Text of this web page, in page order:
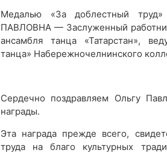
Медалью «За доблестный
ПАВЛОВНА — Заслуженный
ансамбля танца «Татарстан»,
танца» Набережночелнинского
Сердечно поздравляем Ольгу
награды.
Эта награда прежде всего,
труда на благо культурных